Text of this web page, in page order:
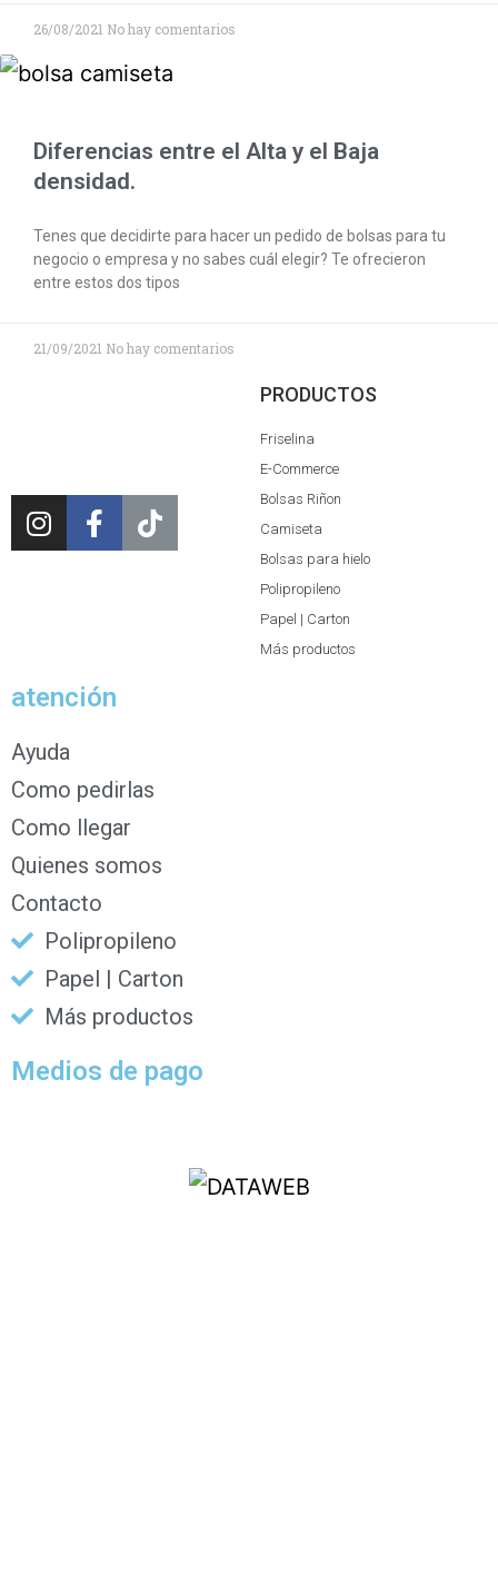
26/08/2021 No hay comentarios
Diferencias entre el Alta y el Baja
densidad.
Tenes que decidirte para hacer un pedido de bolsas para tu
negocio o empresa y no sabes cuál elegir? Te ofrecieron
entre estos dos tipos
21/09/2021 No hay comentarios
PRODUCTOS
Friselina
E-Commerce
Bolsas Riñon
Camiseta
Bolsas para hielo
Polipropileno
Papel | Carton
Más productos
atención
Ayuda
Como pedirlas
Como llegar
Quienes somos
Contacto
Polipropileno
Papel | Carton
Más productos
Medios de pago